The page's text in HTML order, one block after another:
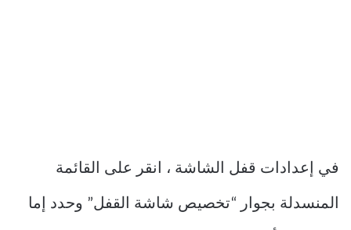
في إعدادات قفل الشاشة ، انقر على القائمة
المنسدلة بجوار “تخصيص شاشة القفل” وحدد إما